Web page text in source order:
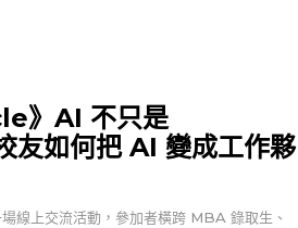
》AI 不只是
如何把 AI 變成工作夥
上交流活動，參加者橫跨 MBA 錄取生、